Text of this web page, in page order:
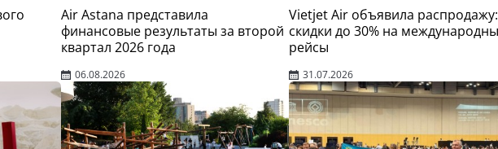
Air Astana представила
финансовые результаты за второй
квартал 2026 года
06.08.2026
Vietjet Air объявила распродажу:
скидки до 30% на
рейсы
31.07.2026